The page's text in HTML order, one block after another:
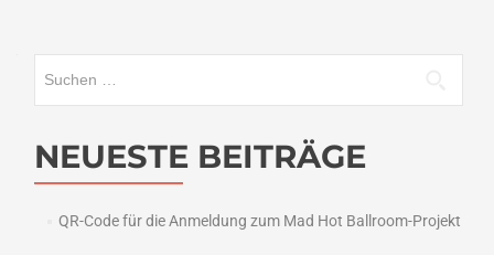
NEUESTE BEITRÄGE
QR-Code für die Anmeldung zum Mad Hot Ballroom-Projekt